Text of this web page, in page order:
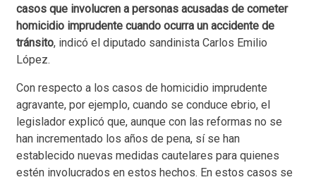
casos que involucren a personas acusadas de cometer
homicidio imprudente cuando ocurra un accidente de
tránsito, indicó el diputado sandinista Carlos Emilio
López.
Con respecto a los casos de homicidio imprudente
agravante, por ejemplo, cuando se conduce ebrio, el
legislador explicó que, aunque con las reformas no se
han incrementado los años de pena, sí se han
establecido nuevas medidas cautelares para quienes
estén involucrados en estos hechos. En estos casos se